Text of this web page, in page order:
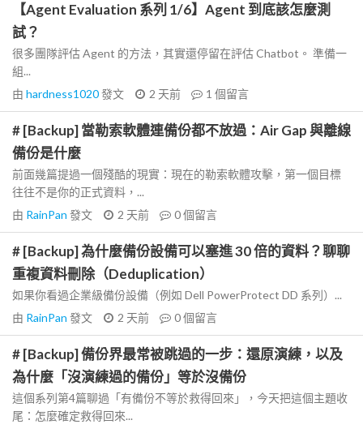
【Agent Evaluation 系列 1/6】Agent 到底該怎麼測
試？
很多團隊評估 Agent 的方法，其實還停留在評估 Chatbot。 準備一
組...
由 hardness1020發文 2 天前 1 個留言
# [Backup] 當勒索軟體連備份都不放過：Air Gap 與離線
備份是什麼
前面幾篇提過一個殘酷的現實：現在的勒索軟體攻擊，第一個目標
往往不是你的正式資料，...
由 RainPan 發文 2 天前 0個留言
# [Backup] 為什麼備份設備可以塞進 30 倍的資料？聊聊
重複資料刪除（Deduplication）
如果你看過企業級備份設備（例如 Dell PowerProtect DD 系列）...
由 RainPan 發文 2 天前 0個留言
# [Backup] 備份界最常被跳過的一步：還原演練，以及
為什麼「沒演練過的備份」等於沒備份
這個系列第4篇聊過「有備份不等於救得回來」，今天把這個主題收
尾：怎麼確定救得回來...